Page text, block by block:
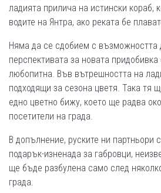
ладията прилича на истински кораб,
водите на Янтра, ако реката бе
Няма да се сдобием с възможността
перспективата за новата
любопитна. Във вътрешността на
подходящи за сезона цветя. Така тя
едно цветно бижу, което ще радва
посетители на града.
В допълнение, руските ни партньори
подарък-изненада за габровци,
ще бъде разбулена само след
града.